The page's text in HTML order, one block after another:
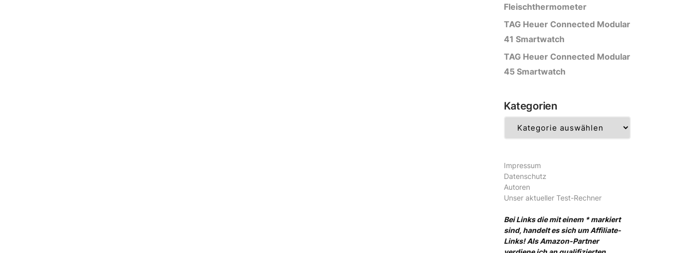
Fleischthermometer
TAG Heuer Connected Modular
41 Smartwatch
TAG Heuer Connected Modular
45 Smartwatch
Kategorien
Impressum
Datenschutz
Autoren
Unser aktueller Test-Rechner
Bei Links die mit einem * markiert
sind, handelt es sich um Affiliate-
Links! Als Amazon-Partner